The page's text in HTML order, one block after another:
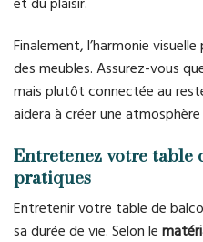
Finalement, l’harmonie visuelle
des meubles. Assurez-vous
mais plutôt connectée au
aidera à créer une
Entretenez votre table
pratiques
Entretenir votre table de
sa durée de vie. Selon le